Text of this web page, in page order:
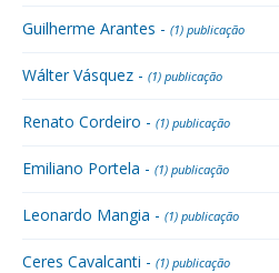
Guilherme Arantes - (1) publicação
Wálter Vásquez - (1) publicação
Renato Cordeiro - (1) publicação
Emiliano Portela - (1) publicação
Leonardo Mangia - (1) publicação
Ceres Cavalcanti - (1) publicação